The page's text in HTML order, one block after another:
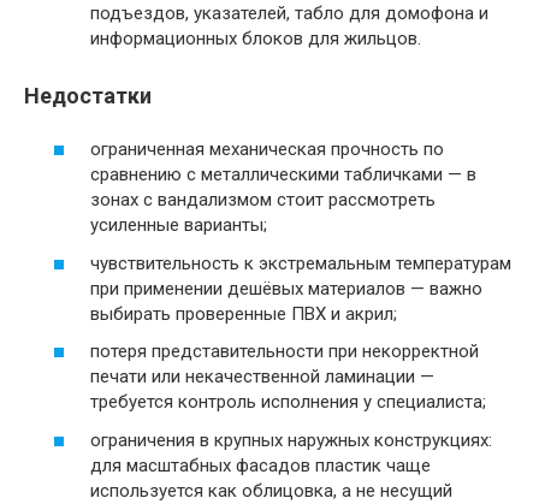
подъездов, указателей, табло для домофона и
информационных блоков для жильцов.
Недостатки
ограниченная механическая прочность по
сравнению с металлическими табличками — в
зонах с вандализмом стоит рассмотреть
усиленные варианты;
чувствительность к экстремальным температурам
при применении дешёвых материалов — важно
выбирать проверенные ПВХ и акрил;
потеря представительности при некорректной
печати или некачественной ламинации —
требуется контроль исполнения у специалиста;
ограничения в крупных наружных конструкциях:
для масштабных фасадов пластик чаще
используется как облицовка, а не несущий